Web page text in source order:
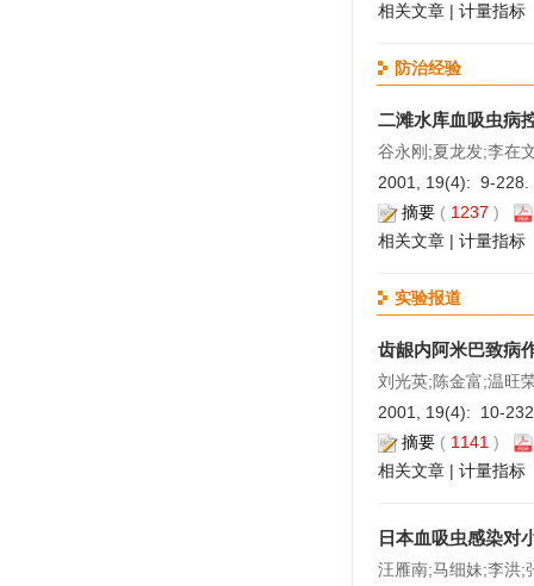
相关文章 | 计量指标
防治经验
二滩水库血吸虫病
谷永刚;夏龙发;李在
2001, 19(4): 9-228.
摘要 ( 1237 )
相关文章 | 计量指标
实验报道
齿龈内阿米巴致病
刘光英;陈金富;温旺
2001, 19(4): 10-
摘要 ( 1141 )
相关文章 | 计量指标
日本血吸虫感染对
汪雁南;马细妹;李洪;